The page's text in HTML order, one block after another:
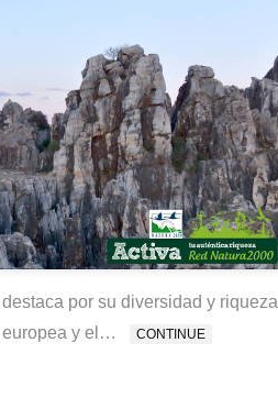
por su diversidad y riqueza
europea y el…
CONTINUE